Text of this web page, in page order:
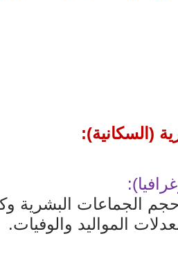
(السكانية):
الجماعات البشرية
المواليد والوفيات.